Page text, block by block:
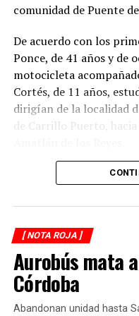
comunidad de Puente
De acuerdo con los
Ponce, de 41 años y de
motocicleta
Cortés, de 11 años,
dirigían de la localidad
de Carrillo Puerto,
El accidente ocurrió
impactó por alcance,
sobre la carpeta asfáltica.
Testigos solicitaron el
emergencia, quienes
a los lesionados y los
valoración médica.
[ NOTA ROJA ]
Aurobús mata
Córdoba
Abandonan unidad hasta